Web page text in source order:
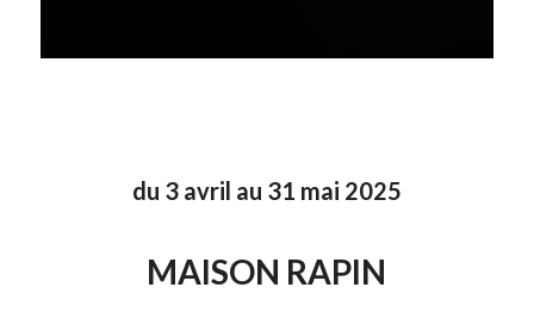
du 3 avril au 31 mai 2025
MAISON RAPIN